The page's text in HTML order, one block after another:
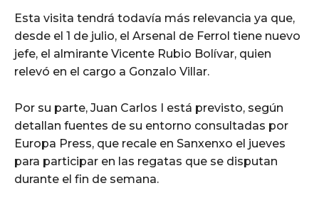
Esta visita tendrá todavía más relevancia ya que,
desde el 1 de julio, el Arsenal de Ferrol tiene nuevo
jefe, el almirante Vicente Rubio Bolívar, quien
relevó en el cargo a Gonzalo Villar.
Por su parte, Juan Carlos I está previsto, según
detallan fuentes de su entorno consultadas por
Europa Press, que recale en Sanxenxo el jueves
para participar en las regatas que se disputan
durante el fin de semana.